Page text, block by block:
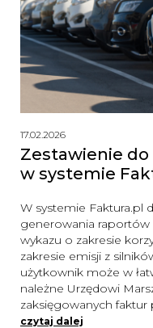
17.02.2026
Zestawienie do
w systemie
W systemie Faktura.pl
generowania
wykazu o zakresie
zakresie emisji z
użytkownik może w
należne Urzędowi
zaksięgowanych faktur
czytaj dalej